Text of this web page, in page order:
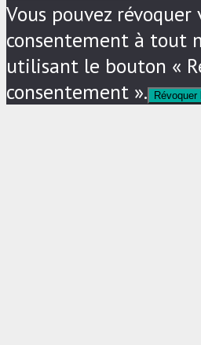
Vous pouvez révoquer
consentement à tout
utilisant le bouton «
consentement ».